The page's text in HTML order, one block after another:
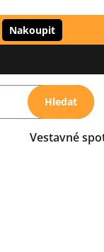
Nakoupit
Hledat
Vestavné